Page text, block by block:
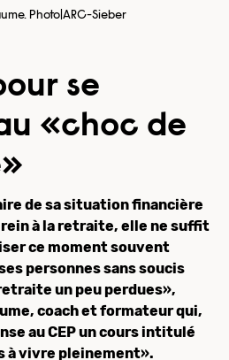
Photo|ARC-Sieber
se
«choc de
de sa situation financière
à la retraite, elle ne suffit
ce moment souvent
personnes sans soucis
un peu perdues»,
coach et formateur qui,
au CEP un cours intitulé
à vivre pleinement».